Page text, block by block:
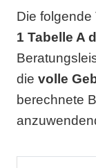
Die folgende
1 Tabelle A
die volle
berechnete